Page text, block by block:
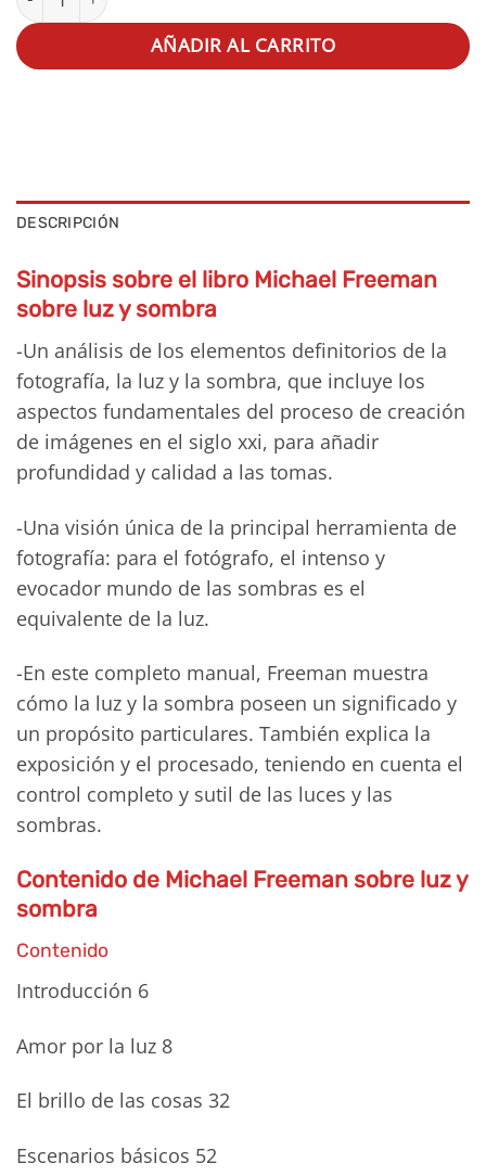
AÑADIR AL CARRITO
DESCRIPCIÓN
Sinopsis sobre el libro Michael Freeman
sobre luz y sombra
-Un análisis de los elementos definitorios de la
fotografía, la luz y la sombra, que incluye los
aspectos fundamentales del proceso de creación
de imágenes en el siglo xxi, para añadir
profundidad y calidad a las tomas.
-Una visión única de la principal herramienta de
fotografía: para el fotógrafo, el intenso y
evocador mundo de las sombras es el
equivalente de la luz.
-En este completo manual, Freeman muestra
cómo la luz y la sombra poseen un significado y
un propósito particulares. También explica la
exposición y el procesado, teniendo en cuenta el
control completo y sutil de las luces y las
sombras.
Contenido de Michael Freeman sobre luz y
sombra
Contenido
Introducción 6
Amor por la luz 8
El brillo de las cosas 32
Escenarios básicos 52